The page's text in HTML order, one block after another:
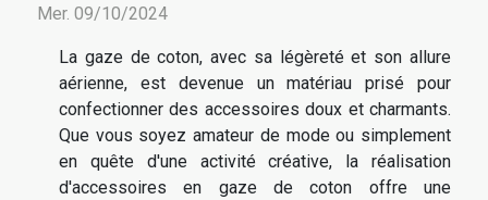
Mer. 09/10/2024
La gaze de coton, avec sa légèreté et son allure
aérienne, est devenue un matériau prisé pour
confectionner des accessoires doux et charmants.
Que vous soyez amateur de mode ou simplement
en quête d'une activité créative, la réalisation
d'accessoires en gaze de coton offre une